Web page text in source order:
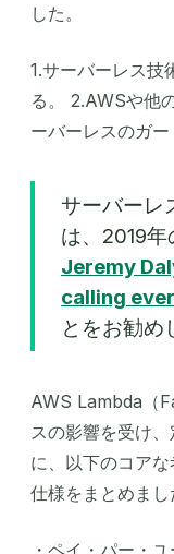
した。
1.サーバーレス技
る。 2.AWSや他
ーバーレスのガー
サーバーレ
は、2019
Jeremy
calling
とをお勧め
AWS Lambda（
スの影響を受け
に、以下のコア
仕様をまとめまし
・ペイ・パー・